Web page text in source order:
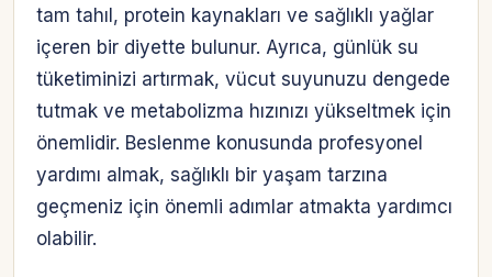
tam tahıl, protein kaynakları ve sağlıklı yağlar
içeren bir diyette bulunur. Ayrıca, günlük su
tüketiminizi artırmak, vücut suyunuzu dengede
tutmak ve metabolizma hızınızı yükseltmek için
önemlidir. Beslenme konusunda profesyonel
yardımı almak, sağlıklı bir yaşam tarzına
geçmeniz için önemli adımlar atmakta yardımcı
olabilir.